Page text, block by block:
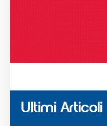
Ultimi Articoli